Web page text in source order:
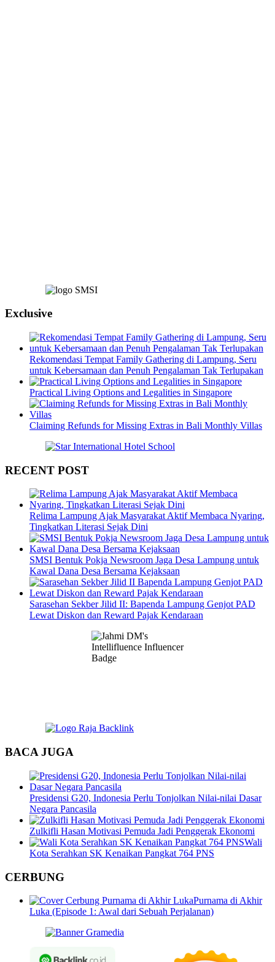
Exclusive
Rekomendasi Tempat Family Gathering di Lampung, Seru
untuk Kebersamaan dan Penuh Pengalaman Tak Terlupakan
Practical Living Options and Legalities in Singapore
Claiming Refunds for Missing Extras in Bali Monthly Villas
RECENT POST
Relima Lampung Ajak Masyarakat Aktif Membaca Nyaring,
Tingkatkan Literasi Sejak Dini
SMSI Bentuk Pokja Newsroom Jaga Desa Lampung untuk
Kawal Dana Desa Bersama Kejaksaan
Sarasehan Sekber Jilid II: Bapenda Lampung Genjot PAD
Lewat Diskon dan Reward Pajak Kendaraan
BACA JUGA
Presidensi G20, Indonesia Perlu Tonjolkan Nilai-nilai Dasar
Negara Pancasila
Zulkifli Hasan Motivasi Pemuda Jadi Penggerak Ekonomi
Wali
Kota Serahkan SK Kenaikan Pangkat 764 PNS
CERBUNG
Purnama di Akhir
Luka (Episode 1: Awal dari Sebuah Perjalanan)